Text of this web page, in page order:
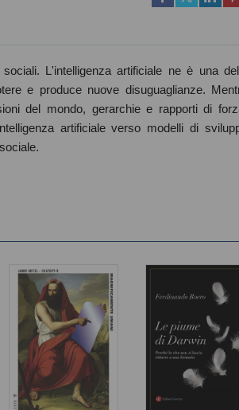
L'intelligenza artificiale ne è una
e produce nuove disuguaglianze.
del mondo, gerarchie e rapporti di
artificiale verso modelli di